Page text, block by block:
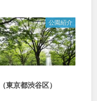
公園紹介
東京都渋谷区）